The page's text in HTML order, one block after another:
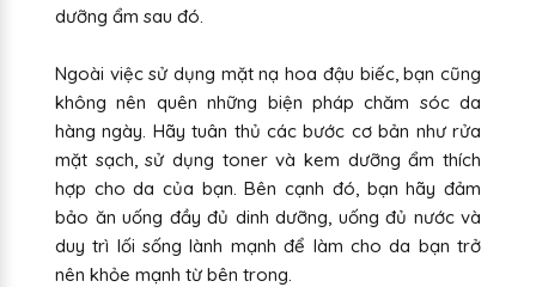
dưỡng ẩm sau đó.
Ngoài việc sử dụng mặt nạ hoa đậu biếc, bạn cũng
không nên quên những biện pháp chăm sóc da
hàng ngày. Hãy tuân thủ các bước cơ bản như rửa
mặt sạch, sử dụng toner và kem dưỡng ẩm thích
hợp cho da của bạn. Bên cạnh đó, bạn hãy đảm
bảo ăn uống đầy đủ dinh dưỡng, uống đủ nước và
duy trì lối sống lành mạnh để làm cho da bạn trở
nên khỏe mạnh từ bên trong.